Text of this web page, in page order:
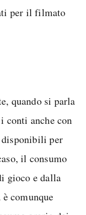
per il filmato
quando si parla
conti anche con
per
il consumo
gioco e dalla
comunque